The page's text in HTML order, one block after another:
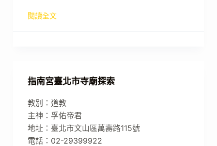
閱讀全文
指南宮臺北市寺廟探索
教別：道教
主神：孚佑帝君
地址：臺北市文山區萬壽路115號
電話：02-29399922